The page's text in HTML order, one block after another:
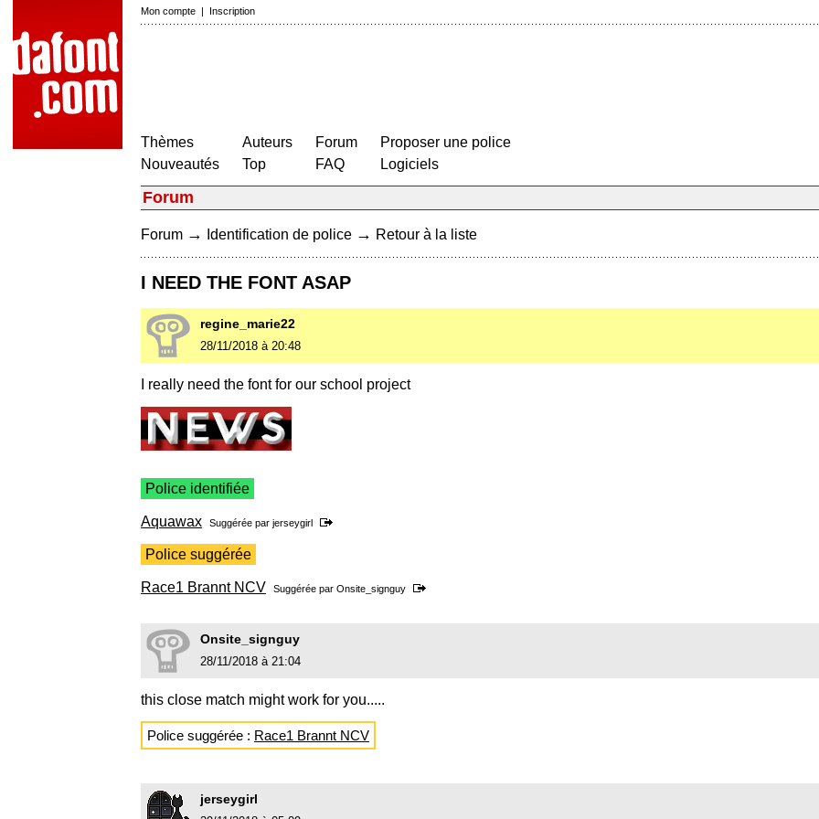
Mon compte | Inscription
Thèmes
Nouveautés
Auteurs
Top
Forum
FAQ
Proposer une police
Logiciels
Forum
Forum → Identification de police → Retour à la liste
I NEED THE FONT ASAP
regine_marie22
28/11/2018 à 20:48
I really need the font for our school project
Police identifiée
Aquawax Suggérée par jerseygirl
Police suggérée
Race1 Brannt NCV Suggérée par Onsite_signguy
Onsite_signguy
28/11/2018 à 21:04
this close match might work for you.....
Police suggérée : Race1 Brannt NCV
jerseygirl